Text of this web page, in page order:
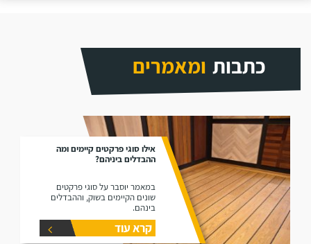
כתבות ומאמרים
אילו סוגי פרקטים קיימים ומה
ההבדלים ביניהם?
במאמר יוסבר על סוגי פרקטים
שונים הקיימים בשוק, וההבדלים
בינהם.
קרא עוד